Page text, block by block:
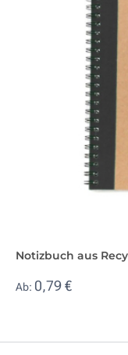
Notizbuch aus
Ab: 0,79 €